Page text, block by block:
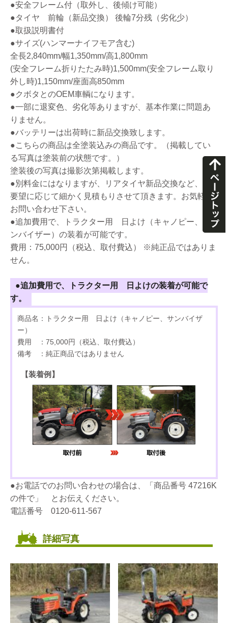
●安全フレーム付（取外し、後傾け可能）
●タイヤ 前輪（新品交換） 後輪7分残（劣化少）
●取扱説明書付
●サイズ(ハンマーナイフモア含む)
全長2,840mm/幅1,350mm/高1,800mm
(安全フレーム折りたたみ時)1,500mm(安全フレーム取り
外し時)1,150mm/座面高850mm
●クボタとのOEM車輌になります。
●一部に退変色、劣化等ありますが、基本作業に問題あ
りません。
●バッテリーは出荷時に新品交換致します。
●こちらの商品は全塗装込みの商品です。（掲載してい
る写真は塗装前の状態です。）
塗装後の写真は撮影次第掲載します。
●別料金にはなりますが、リアタイヤ新品交換など、ご
要望に応じて細かく見積もりさせて頂きます。お気軽に
お問い合わせ下さい。
●追加費用で、トラクター用 日よけ（キャノピー、サ
ンバイザー）の装着が可能です。
費用：75,000円（税込、取付費込） ※純正品ではありま
せん。
●追加費用で、トラクター用 日よけの装着が可能で
す。
商品名：トラクター用 日よけ（キャノピー、サンバイザ
ー）
費用 ：75,000円（税込、取付費込）
備考 ：純正商品ではありません
【装着例】
●お電話でのお問い合わせの場合は、「商品番号 47216K
の件で」 とお伝えください。
電話番号 0120-611-567
詳細写真